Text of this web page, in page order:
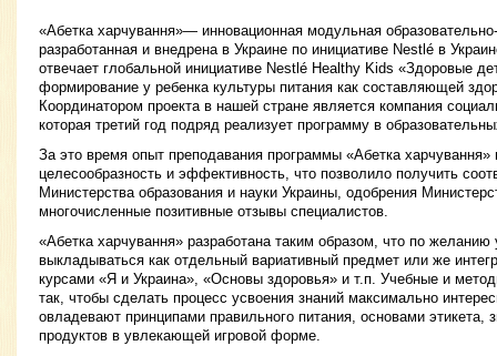
«Абетка харчування»— инновационная модульная
разработанная и внедрена в Украине по инициативе Nestlé в
отвечает глобальной инициативе Nestlé Healthy Kids «Здоровые
формирование у ребенка культуры питания как составляющей
Координатором проекта в нашей стране является компания
которая третий год подряд реализует программу в
За это время опыт преподавания программы «Абетка харчування»
целесообразность и эффективность, что позволило получить
Министерства образования и науки Украины, одобрения
многочисленные позитивные отзывы специалистов.
«Абетка харчування» разработана таким образом, что по
выкладываться как отдельный вариативный предмет или же
курсами «Я и Украина», «Основы здоровья» и т.п. Учебные и
так, чтобы сделать процесс усвоения знаний максимально
овладевают принципами правильного питания, основами этикета,
продуктов в увлекающей игровой форме.